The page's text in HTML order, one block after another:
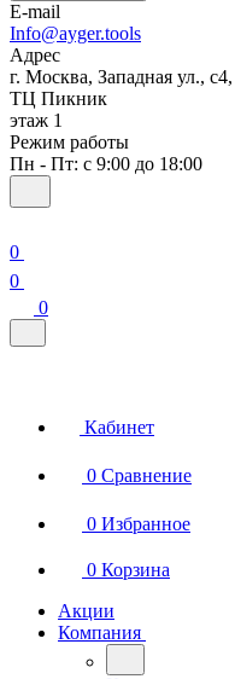
E-mail
Info@ayger.tools
Адрес
г. Москва, Западная ул.,
ТЦ Пикник
этаж 1
Режим работы
Пн - Пт: с 9:00 до 18:00
0
0
0
Кабинет
0 Сравнение
0 Избранное
0 Корзина
Акции
Компания